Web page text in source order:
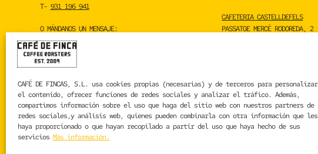
CAFÉ DE FINCAS, S.L. usa cookies propias (necesarias) y de terceros para personalizar
el contenido, ofrecer funciones de redes sociales y analizar el tráfico. Además,
compartimos información sobre el uso que haga del sitio web con nuestros partners de
redes sociales,y análisis web, quienes pueden combinarla con otra información que les
haya proporcionado o que hayan recopilado a partir del uso que haya hecho de sus
servicios Más información.
T- 931 196 941
O MÁNDANOS UN MENSAJE:
INFO@CAFEDEFINCA.ES
INSTAGRAM
YOUTUBE
LINKEDIN
SPOTIFY
CAFETERIA CASTELLDEFELS
PASSATGE MERCÈ RODOREDA, 2